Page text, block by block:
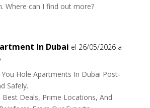
Where can I find out more?
In Dubai el 26/05/2026 a
You Hole Apartments In Dubai Post-
Safely.
Best Deals, Prime Locations, And